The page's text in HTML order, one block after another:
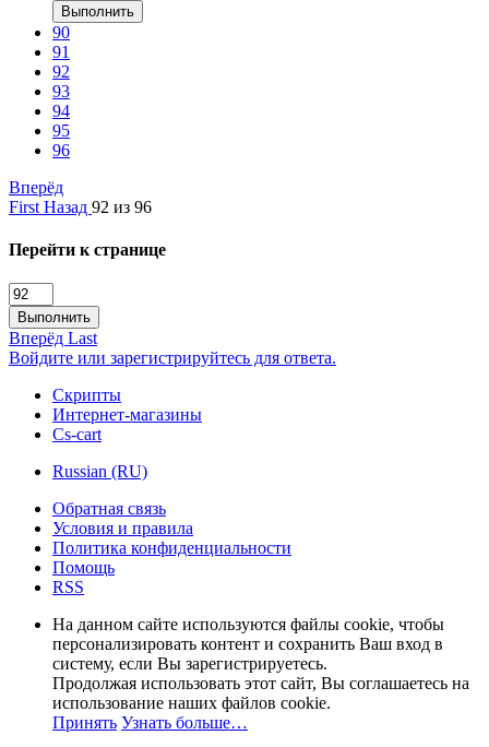
Выполнить
90
91
92
93
94
95
96
Вперёд
First Назад 92 из 96
Перейти к странице
Выполнить
Вперёд Last
Войдите или зарегистрируйтесь для ответа.
Скрипты
Интернет-магазины
Cs-cart
Russian (RU)
Обратная связь
Условия и правила
Политика конфиденциальности
Помощь
RSS
На данном сайте используются файлы cookie, чтобы
персонализировать контент и сохранить Ваш вход в
систему, если Вы зарегистрируетесь.
Продолжая использовать этот сайт, Вы соглашаетесь на
использование наших файлов cookie.
Принять Узнать больше…